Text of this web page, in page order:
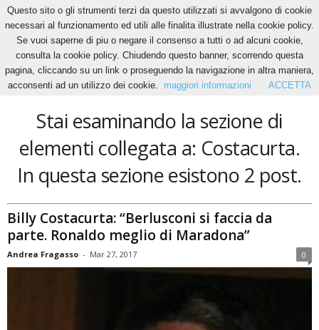
Home Tags Costacurta
Costacurta
Stai esaminando la sezione di
elementi collegata a: Costacurta.
In questa sezione esistono 2 post.
Billy Costacurta: “Berlusconi si faccia da
parte. Ronaldo meglio di Maradona”
Andrea Fragasso - Mar 27, 2017 0
Questo sito o gli strumenti terzi da questo utilizzati si avvalgono di cookie
necessari al funzionamento ed utili alle finalita illustrate nella cookie policy.
Se vuoi saperne di piu o negare il consenso a tutti o ad alcuni cookie,
consulta la cookie policy. Chiudendo questo banner, scorrendo questa
pagina, cliccando su un link o proseguendo la navigazione in altra maniera,
acconsenti ad un utilizzo dei cookie.
maggiori informazioni ACCETTA